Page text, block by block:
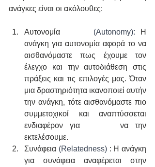
ανάγκες είναι οι ακόλουθες:
Αυτονομία (Autonomy): Η
ανάγκη για αυτονομία αφορά το να
αισθανόμαστε πως έχουμε τον
έλεγχο και την αυτοδιάθεση στις
πράξεις και τις επιλογές μας. Όταν
μια δραστηριότητα ικανοποιεί αυτήν
την ανάγκη, τότε αισθανόμαστε πιο
συμμετοχικοί και αναπτύσσεται
ενδιαφέρον για      να την
εκτελέσουμε.
Συνάφεια (Relatedness) : Η ανάγκη
για συνάφεια αναφέρεται στην